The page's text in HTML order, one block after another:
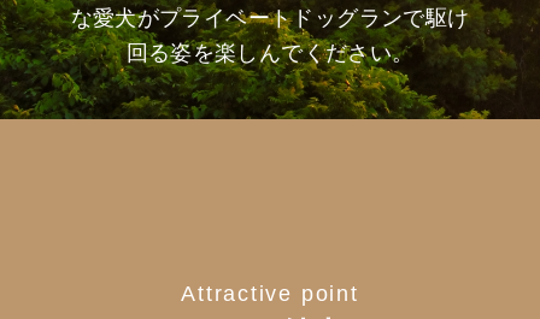
な愛犬がプライベートドッグランで駆け
回る姿を楽しんでください。
Attractive point